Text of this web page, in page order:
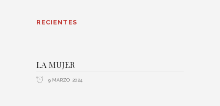
RECIENTES
LA MUJER
9 MARZO, 2024